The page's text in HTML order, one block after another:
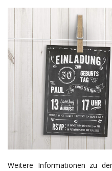
Weitere Informationen zu